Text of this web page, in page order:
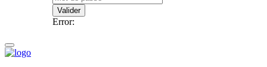
Valider
Error: